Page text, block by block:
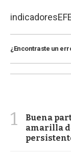
indicadores
¿Encontraste un
1
Buena
amarilla